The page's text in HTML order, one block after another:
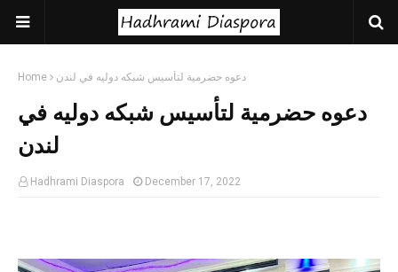
Home دعوه حضرمية لتأسيس شبكه دوليه في لندن
دعوه حضرمية لتأسيس شبكه دوليه في
لندن
Hadhrami Diaspora December 17, 2022